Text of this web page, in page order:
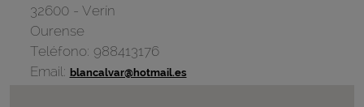
32600- Verín
Ourense
Teléfono: 988413176
Email: blancalvar@hotmail.es